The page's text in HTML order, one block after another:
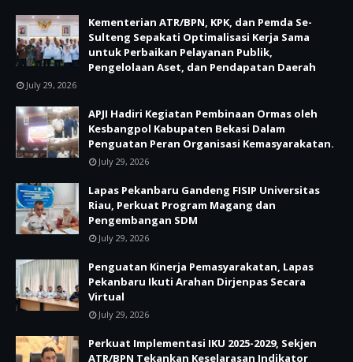
Kementerian ATR/BPN, KPK, dan Pemda Se-
Sulteng Sepakati Optimalisasi Kerja Sama
untuk Perbaikan Pelayanan Publik,
Pengelolaan Aset, dan Pendapatan Daerah
July 29, 2026
APJI Hadiri Kegiatan Pembinaan Ormas oleh
Kesbangpol Kabupaten Bekasi Dalam
Penguatan Peran Organisasi Kemasyarakatan.
July 29, 2026
Lapas Pekanbaru Gandeng FISIP Universitas
Riau, Perkuat Program Magang dan
Pengembangan SDM
July 29, 2026
Penguatan Kinerja Pemasyarakatan, Lapas
Pekanbaru Ikuti Arahan Dirjenpas Secara
Virtual
July 29, 2026
Perkuat Implementasi IKU 2025-2029, Sekjen
ATR/BPN Tekankan Keselarasan Indikator